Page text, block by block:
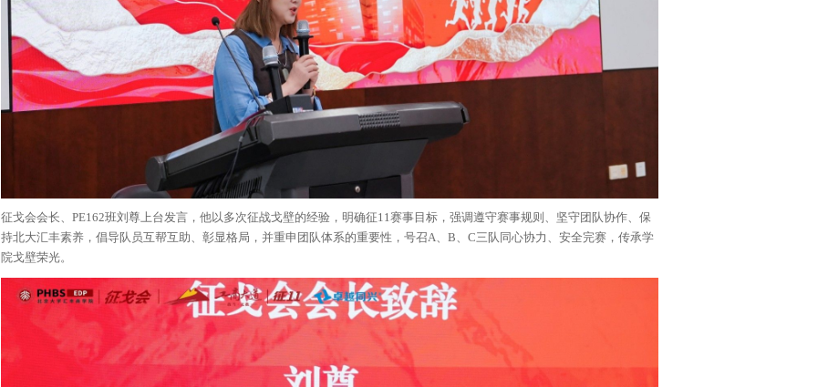
征戈会会长、PE162班刘尊上台发言，他以多次征战戈壁的经验，明确征11赛事目标，强调遵守赛事规则、坚守团队协作、保
持北大汇丰素养，倡导队员互帮互助、彰显格局，并重申团队体系的重要性，号召A、B、C三队同心协力、安全完赛，传承学
院戈壁荣光。